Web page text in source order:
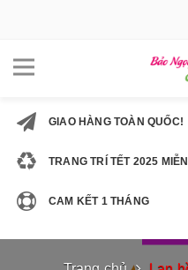
GIAO HÀNG TOÀN QUỐC!
TRANG TRÍ TẾT 2025
CAM KẾT 1 THÁNG